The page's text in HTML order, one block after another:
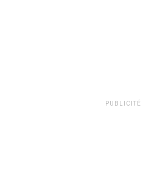
PUBLICITÉ